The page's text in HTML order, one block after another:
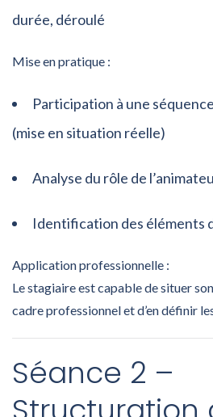
durée, déroulé
Mise en pratique :
Participation à une
(mise en situation réelle)
Analyse du rôle de
Identification des éléments
Application professionnelle :
Le stagiaire est capable de situer
cadre professionnel et d’en définir
Séance 2 –